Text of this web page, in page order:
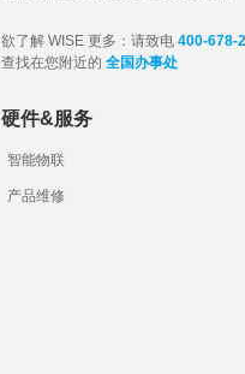
产品维修
智能物联
硬件&服务
欲了解 WISE 更多：请致电 400-678-
查找在您附近的 全国办事处